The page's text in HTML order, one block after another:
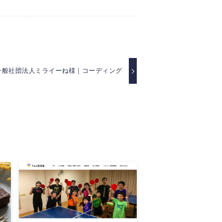
般社団法人ミライーね様｜コーディング